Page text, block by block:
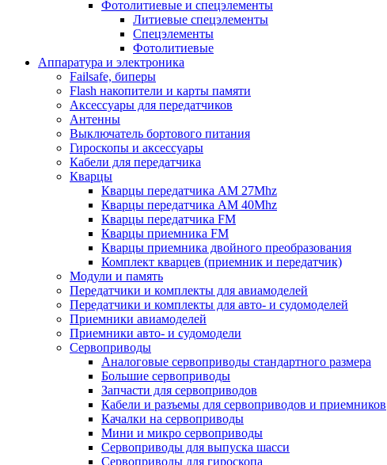
Фотолитиевые и спецэлементы
Литиевые спецэлементы
Спецэлементы
Фотолитиевые
Аппаратура и электроника
Failsafe, биперы
Flash накопители и карты памяти
Аксессуары для передатчиков
Антенны
Выключатель бортового питания
Гироскопы и аксессуары
Кабели для передатчика
Кварцы
Кварцы передатчика AM 27Mhz
Кварцы передатчика AM 40Mhz
Кварцы передатчика FM
Кварцы приемника FM
Кварцы приемника двойного преобразования
Комплект кварцев (приемник и передатчик)
Модули и память
Передатчики и комплекты для авиамоделей
Передатчики и комплекты для авто- и судомоделей
Приемники авиамоделей
Приемники авто- и судомодели
Сервоприводы
Аналоговые сервоприводы стандартного размера
Большие сервоприводы
Запчасти для сервоприводов
Кабели и разъемы для сервоприводов и приемников
Качалки на сервоприводы
Мини и микро сервоприводы
Сервоприводы для выпуска шасси
Сервоприводы для гироскопа